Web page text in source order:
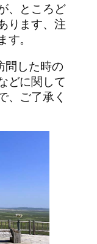
、ところど
ります、注
。
問した時の
どに関して
、ご了承く